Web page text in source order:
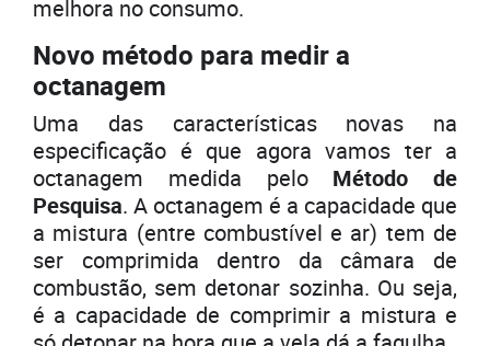
melhora no consumo.
Novo método para medir a
octanagem
Uma das características novas na
especificação é que agora vamos ter a
octanagem medida pelo Método de
Pesquisa. A octanagem é a capacidade que
a mistura (entre combustível e ar) tem de
ser comprimida dentro da câmara de
combustão, sem detonar sozinha. Ou seja,
é a capacidade de comprimir a mistura e